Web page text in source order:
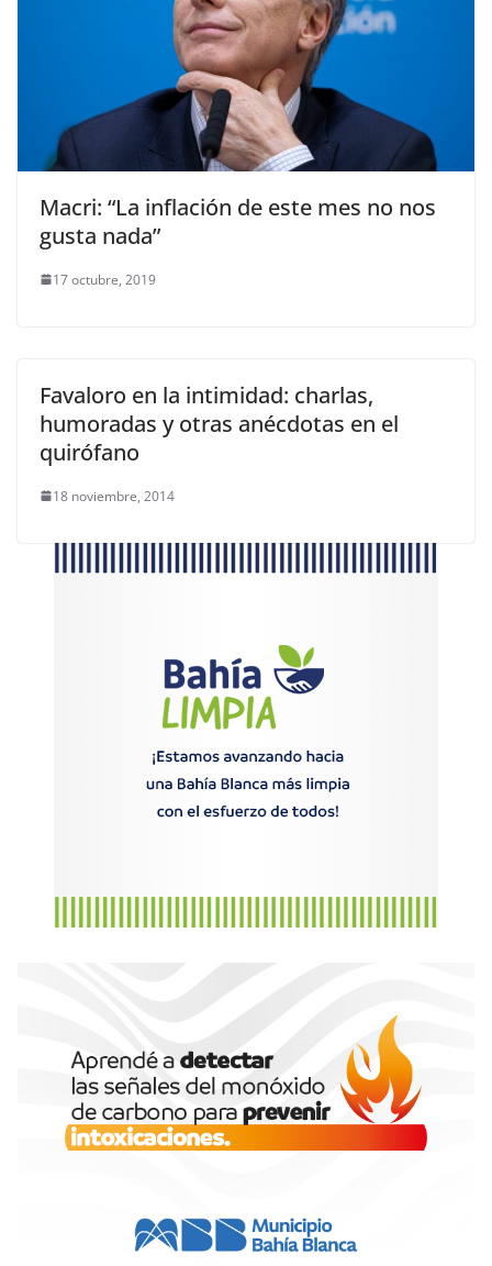
Macri: “La inflación de este mes no nos
gusta nada”
17 octubre, 2019
Favaloro en la intimidad: charlas,
humoradas y otras anécdotas en el
quirófano
18 noviembre, 2014